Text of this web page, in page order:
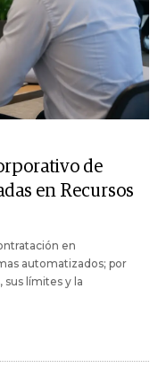
de
en Recursos
en
automatizados; por
sus límites y la